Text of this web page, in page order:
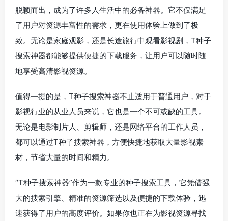
脱颖而出，成为了许多人生活中的必备神器。它不仅满足
了用户对资源丰富性的需求，更在使用体验上做到了极
致。无论是家庭观影，还是长途旅行中观看影视剧，T种子
搜索神器都能够提供便捷的下载服务，让用户可以随时随
地享受高清影视资源。
值得一提的是，T种子搜索神器不止适用于普通用户，对于
影视行业的从业人员来说，它也是一个不可或缺的工具。
无论是电影制片人、剪辑师，还是网络平台的工作人员，
都可以通过T种子搜索神器，方便快捷地获取大量影视素
材，节省大量的时间和精力。
“T种子搜索神器”作为一款专业的种子搜索工具，它凭借强
大的搜索引擎、精准的资源筛选以及便捷的下载体验，迅
速获得了用户的高度评价。如果你也正在为影视资源寻找